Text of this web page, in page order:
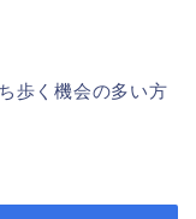
歩く機会の多い方